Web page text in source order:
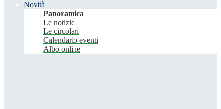
Novità
Panoramica
Le notizie
Le circolari
Calendario eventi
Albo online